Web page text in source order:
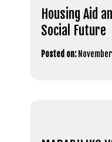
Housing Aid
Social Future
Posted on: